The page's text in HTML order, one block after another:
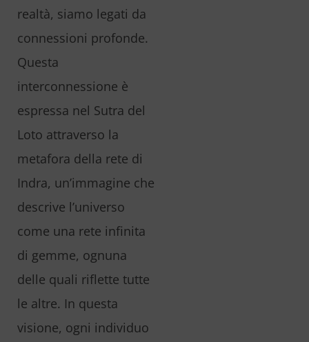
realtà, siamo legati da
connessioni profonde.
Questa
interconnessione è
espressa nel Sutra del
Loto attraverso la
metafora della rete di
Indra, un’immagine che
descrive l’universo
come una rete infinita
di gemme, ognuna
delle quali riflette tutte
le altre. In questa
visione, ogni individuo